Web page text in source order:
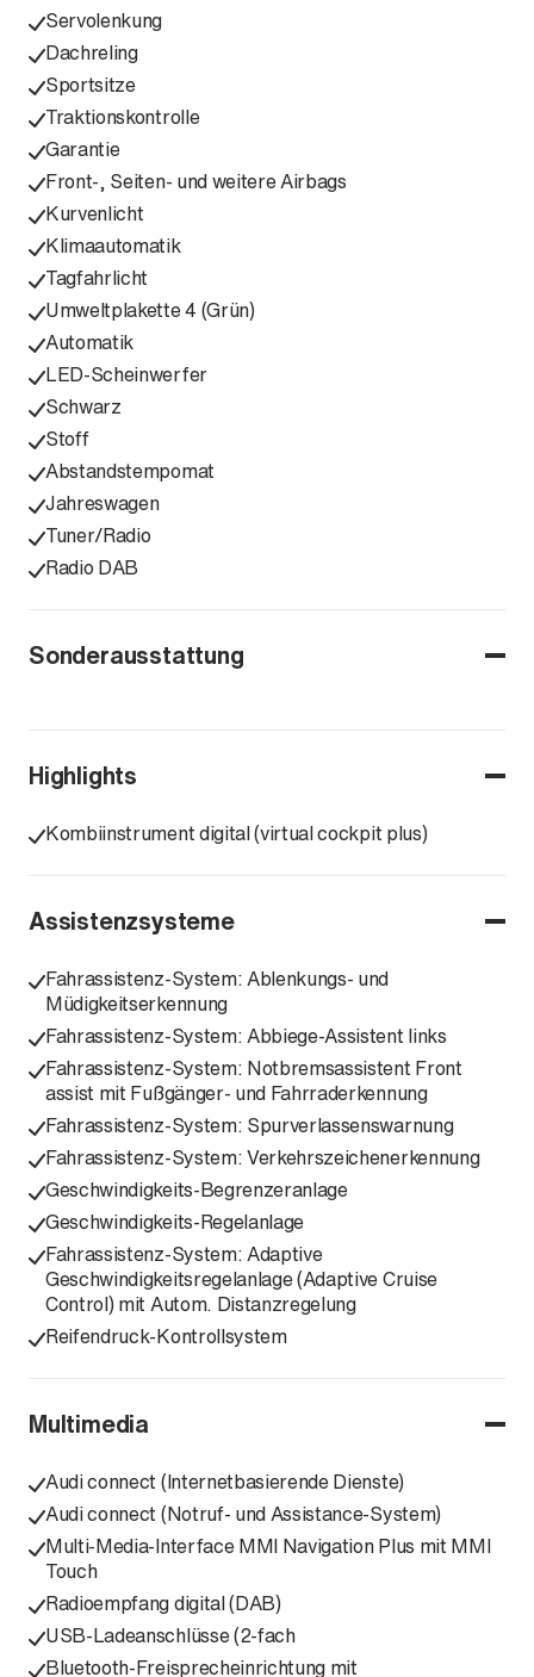
Servolenkung
Dachreling
Sportsitze
Traktionskontrolle
Garantie
Front-, Seiten- und weitere Airbags
Kurvenlicht
Klimaautomatik
Tagfahrlicht
Umweltplakette 4 (Grün)
Automatik
LED-Scheinwerfer
Schwarz
Stoff
Abstandstempomat
Jahreswagen
Tuner/Radio
Radio DAB
Sonderausstattung
Highlights
Kombiinstrument digital (virtual cockpit plus)
Assistenzsysteme
Fahrassistenz-System: Ablenkungs- und
Müdigkeitserkennung
Fahrassistenz-System: Abbiege-Assistent links
Fahrassistenz-System: Notbremsassistent Front
assist mit Fußgänger- und Fahrraderkennung
Fahrassistenz-System: Spurverlassenswarnung
Fahrassistenz-System: Verkehrszeichenerkennung
Geschwindigkeits-Begrenzeranlage
Geschwindigkeits-Regelanlage
Fahrassistenz-System: Adaptive
Geschwindigkeitsregelanlage (Adaptive Cruise
Control) mit Autom. Distanzregelung
Reifendruck-Kontrollsystem
Multimedia
Audi connect (Internetbasierende Dienste)
Audi connect (Notruf- und Assistance-System)
Multi-Media-Interface MMI Navigation Plus mit MMI
Touch
Radioempfang digital (DAB)
USB-Ladeanschlüsse (2-fach
Bluetooth-Freisprecheinrichtung mit